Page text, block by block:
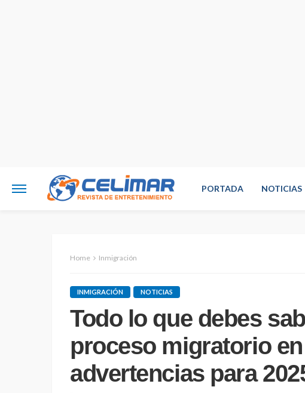
PORTADA NOTICIAS
Home Inmigración
INMIGRACIÓN NOTICIAS
Todo lo que debes
proceso migratorio
advertencias para